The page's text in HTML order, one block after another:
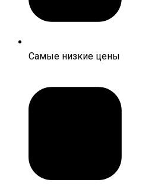
Самые низкие цены